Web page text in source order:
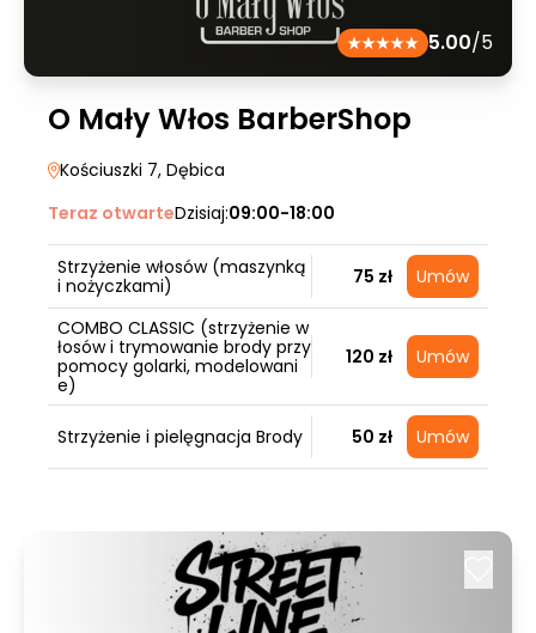
5.00/5
O Mały Włos BarberShop
Kościuszki 7, Dębica
Teraz otwarteDzisiaj:09:00-18:00
Strzyżenie włosów (maszynką
i nożyczkami)
75 zł Umów
COMBO CLASSIC (strzyżenie w
łosów i trymowanie brody przy
pomocy golarki, modelowani
e)
120 zł Umów
Strzyżenie i pielęgnacja Brody 50 zł Umów